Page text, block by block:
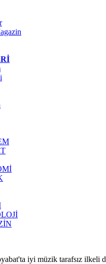
iyi müzik tarafsız ilkeli